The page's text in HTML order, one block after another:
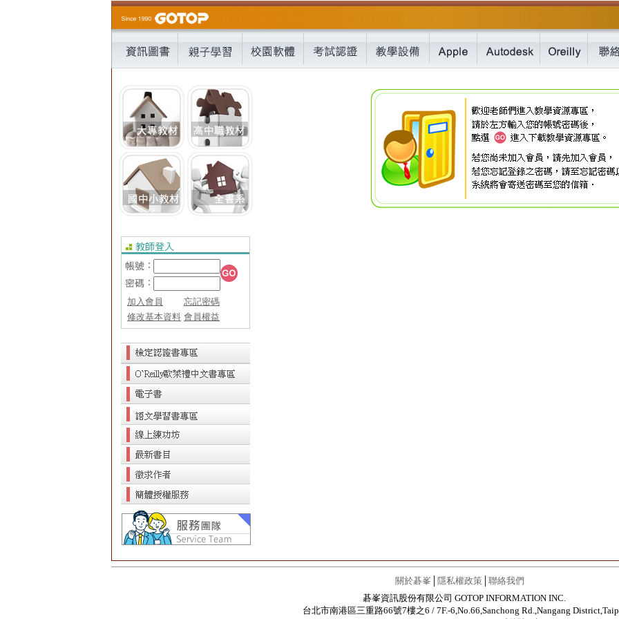
加入會員
忘記密碼
修改基本資料 會員權益
關於碁峯 隱私權政策 聯絡我們
碁峯資訊股份有限公司 GOTOP INFORMATION INC.
台北市南港區三重路66號7樓之6 / 7F.-6,No.66,Sanchong Rd.,Nangang